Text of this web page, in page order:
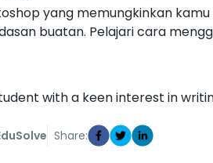
yang memungkinkan
buatan. Pelajari cara
with a keen interest in
Share: